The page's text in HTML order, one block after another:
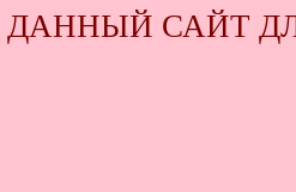
ДАННЫЙ САЙТ